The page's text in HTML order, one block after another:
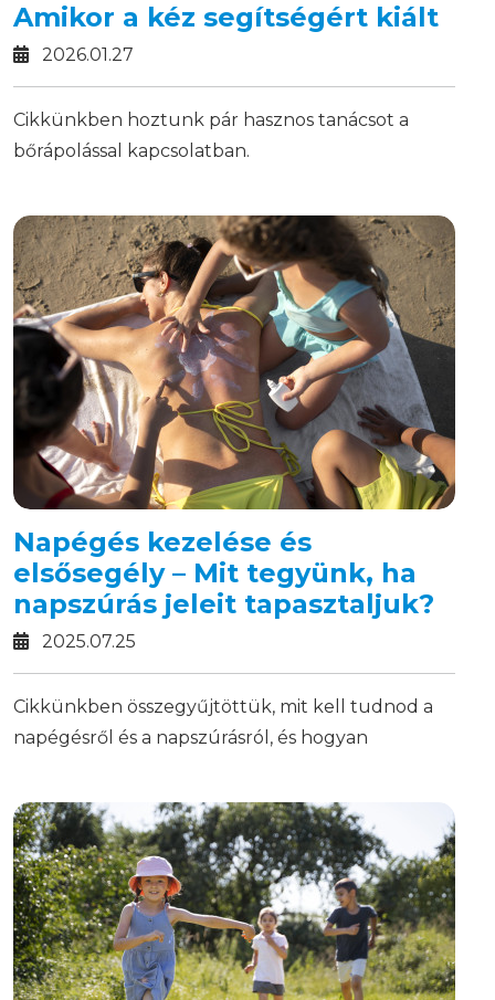
Amikor a kéz segítségért kiált
2026.01.27
Cikkünkben hoztunk pár hasznos tanácsot a
bőrápolással kapcsolatban.
Napégés kezelése és
elsősegély – Mit tegyünk, ha
napszúrás jeleit tapasztaljuk?
2025.07.25
Cikkünkben összegyűjtöttük, mit kell tudnod a
napégésről és a napszúrásról, és hogyan